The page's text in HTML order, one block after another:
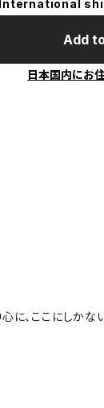
International
Add
日本国内にお
、ここにしかな